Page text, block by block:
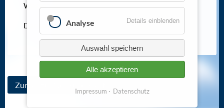
Wassersport!
Danke für diese erfolgreichen 25 Jahre!
Zurück zur Newsübersicht
Analyse Details einblenden
Auswahl speichern
Alle akzeptieren
Impressum Datenschutz